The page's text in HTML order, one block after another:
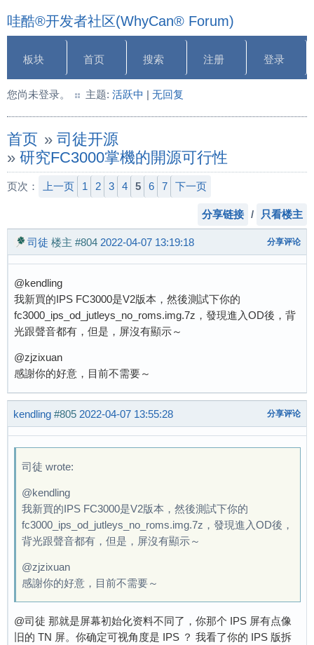
哇酷®开发者社区(WhyCan® Forum)
板块 首页 搜索 注册 登录
您尚未登录。 主题: 活跃中 | 无回复
首页 » 司徒开源
» 研究FC3000掌機的開源可行性
页次： 上一页 1 2 3 4 5 6 7 下一页
分享链接 / 只看楼主
司徒 楼主 #804 2022-04-07 13:19:18 分享评论
@kendling
我新買的IPS FC3000是V2版本，然後測試下你的
fc3000_ips_od_jutleys_no_roms.img.7z，發現進入OD後，背
光跟聲音都有，但是，屏沒有顯示～
@zjzixuan
感謝你的好意，目前不需要～
kendling #805 2022-04-07 13:55:28 分享评论
司徒 wrote:
@kendling
我新買的IPS FC3000是V2版本，然後測試下你的
fc3000_ips_od_jutleys_no_roms.img.7z，發現進入OD後，
背光跟聲音都有，但是，屏沒有顯示～
@zjzixuan
感謝你的好意，目前不需要～
@司徒 那就是屏幕初始化资料不同了，你那个 IPS 屏有点像
旧的 TN 屏。你确定可视角度是 IPS ？ 我看了你的 IPS 版拆